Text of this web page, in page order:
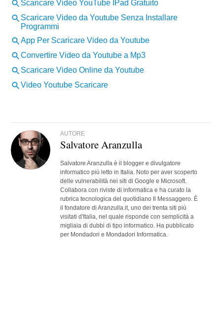
AUTORE
Salvatore Aranzulla
Salvatore Aranzulla è il blogger e divulgatore
informatico più letto in Italia. Noto per aver scoperto
delle vulnerabilità nei siti di Google e Microsoft.
Collabora con riviste di informatica e ha curato la
rubrica tecnologica del quotidiano Il Messaggero. È
il fondatore di Aranzulla.it, uno dei trenta siti più
visitati d'Italia, nel quale risponde con semplicità a
migliaia di dubbi di tipo informatico. Ha pubblicato
per Mondadori e Mondadori Informatica.